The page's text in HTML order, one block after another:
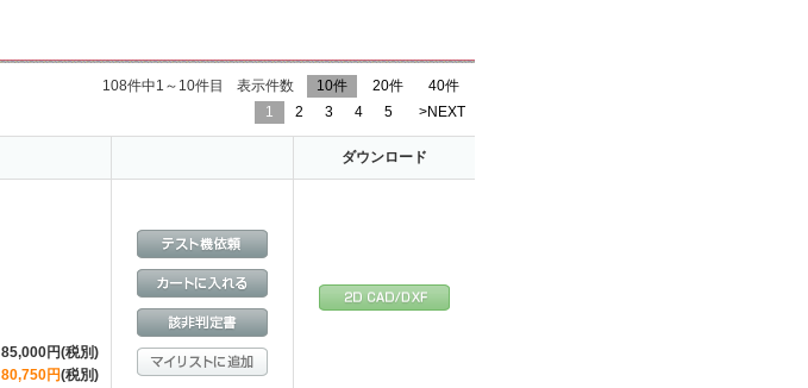
40件
20件
10件
表示件数
108件中1～10件目
>NEXT
5
4
3
2
1
ダウンロード
85,000円(税別)
80,750円(税別)